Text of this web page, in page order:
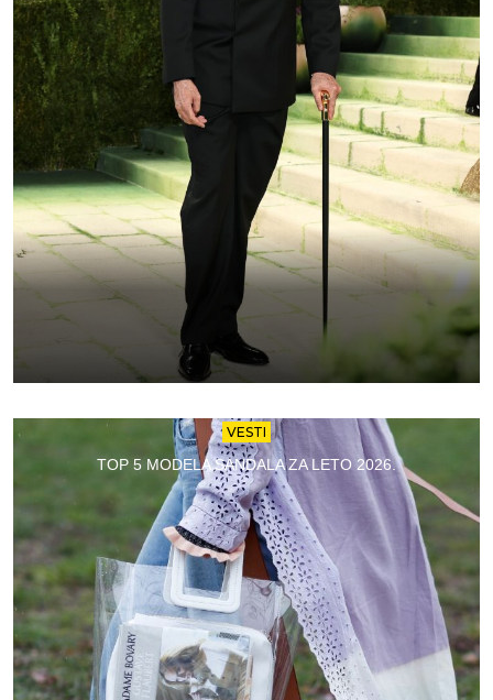
VESTI
TOP 5 MODELA SANDALA ZA LETO 2026.